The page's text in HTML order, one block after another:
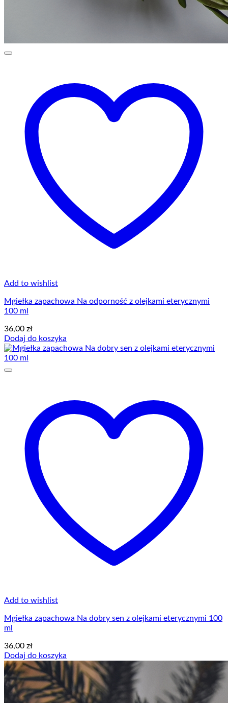
Add to wishlist
Mgiełka zapachowa Na odporność z olejkami eterycznymi
100 ml
36,00 zł
Dodaj do koszyka
Add to wishlist
Mgiełka zapachowa Na dobry sen z olejkami eterycznymi 100
ml
36,00 zł
Dodaj do koszyka